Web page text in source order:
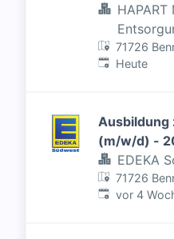
71726
Veröffentlicht
Heute
Ausbildung
(m/w/d) -
EDEKA
71726
Veröffentlicht:
vor 4